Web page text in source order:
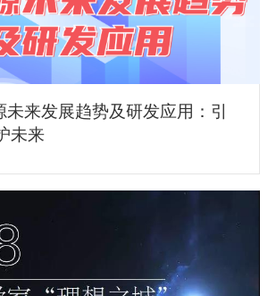
未来发展趋势及研发应用：引
未来